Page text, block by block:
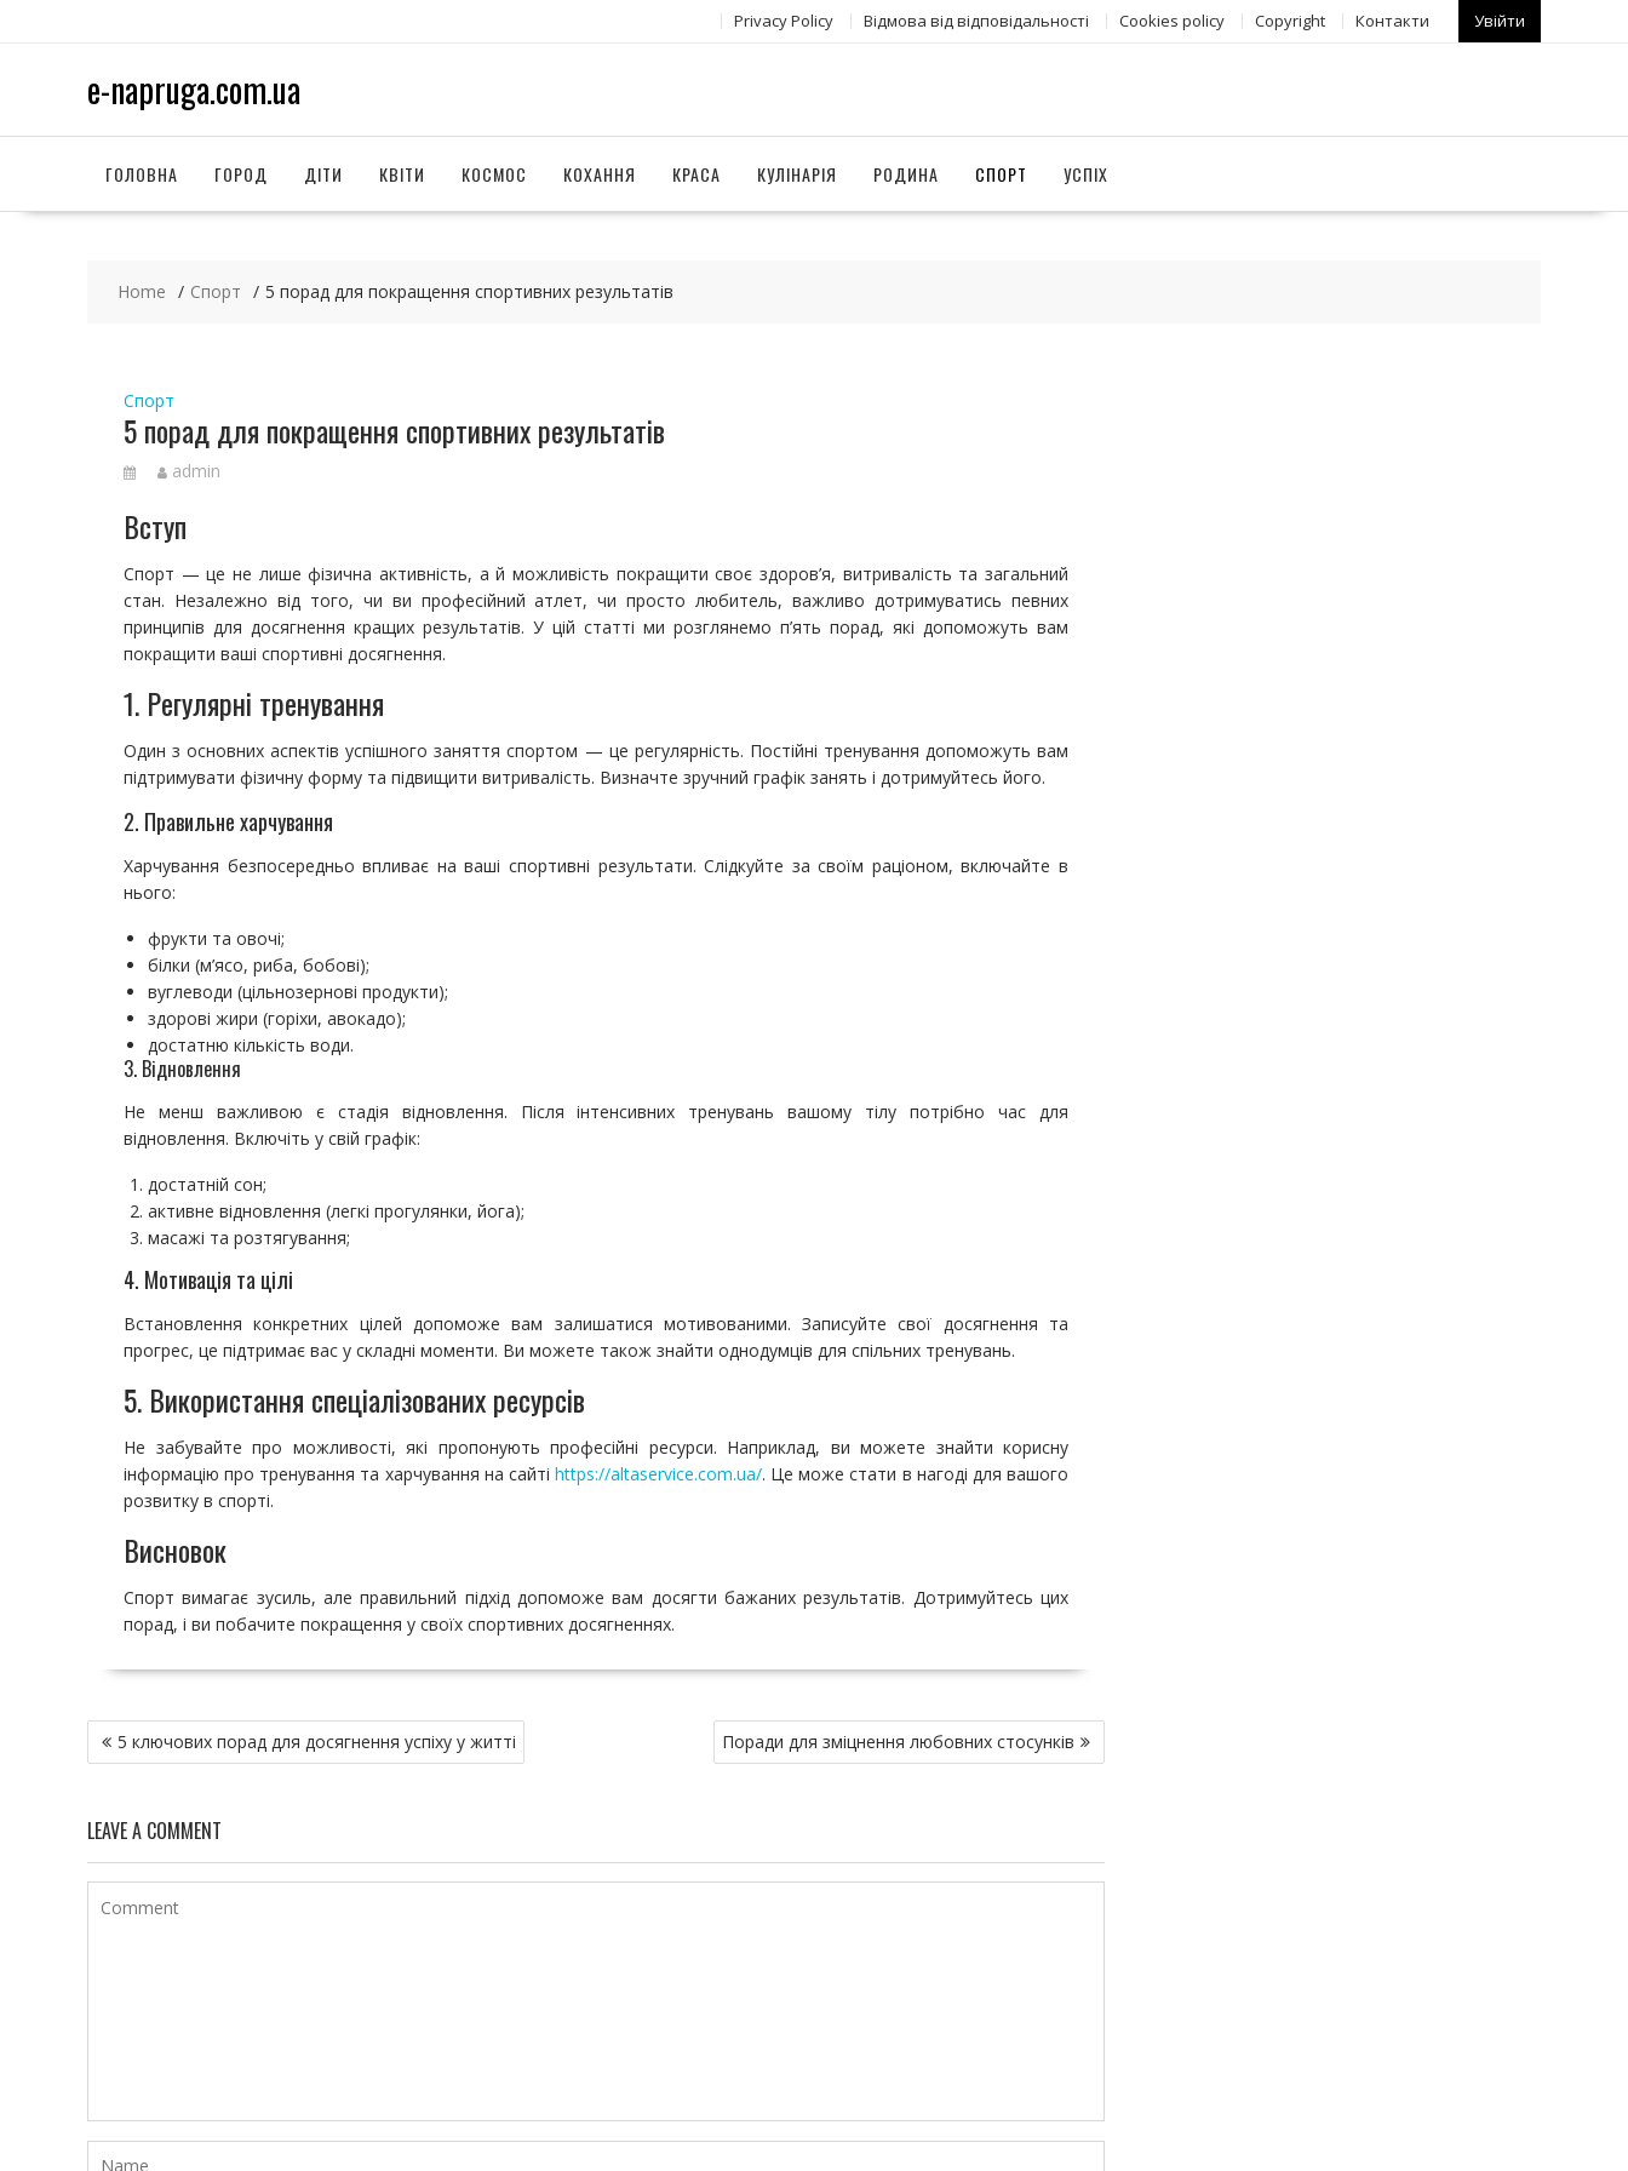
Privacy Policy Відмова від відповідальності Сookies policy Copyright Контакти Увійти
e-napruga.com.ua
ГОЛОВНА ГОРОД ДІТИ КВІТИ КОСМОС КОХАННЯ КРАСА КУЛІНАРІЯ РОДИНА СПОРТ УСПІХ
Home Спорт 5 порад для покращення спортивних результатів
Спорт
5 порад для покращення спортивних результатів
admin
Вступ
Спорт — це не лише фізична активність, а й можливість покращити своє здоров’я, витривалість та загальний
стан. Незалежно від того, чи ви професійний атлет, чи просто любитель, важливо дотримуватись певних
принципів для досягнення кращих результатів. У цій статті ми розглянемо п’ять порад, які допоможуть вам
покращити ваші спортивні досягнення.
1. Регулярні тренування
Один з основних аспектів успішного заняття спортом — це регулярність. Постійні тренування допоможуть вам
підтримувати фізичну форму та підвищити витривалість. Визначте зручний графік занять і дотримуйтесь його.
2. Правильне харчування
Харчування безпосередньо впливає на ваші спортивні результати. Слідкуйте за своїм раціоном, включайте в
нього:
фрукти та овочі;
білки (м’ясо, риба, бобові);
вуглеводи (цільнозернові продукти);
здорові жири (горіхи, авокадо);
достатню кількість води.
3. Відновлення
Не менш важливою є стадія відновлення. Після інтенсивних тренувань вашому тілу потрібно час для
відновлення. Включіть у свій графік:
достатній сон;
активне відновлення (легкі прогулянки, йога);
масажі та розтягування;
4. Мотивація та цілі
Встановлення конкретних цілей допоможе вам залишатися мотивованими. Записуйте свої досягнення та
прогрес, це підтримає вас у складні моменти. Ви можете також знайти однодумців для спільних тренувань.
5. Використання спеціалізованих ресурсів
Не забувайте про можливості, які пропонують професійні ресурси. Наприклад, ви можете знайти корисну
інформацію про тренування та харчування на сайті https://altaservice.com.ua/. Це може стати в нагоді для вашого
розвитку в спорті.
Висновок
Спорт вимагає зусиль, але правильний підхід допоможе вам досягти бажаних результатів. Дотримуйтесь цих
порад, і ви побачите покращення у своїх спортивних досягненнях.
Н
а
и
г
а
а
п
5 ключових порад для досягнення успіху у житті Поради для зміцнення любовних стосунків
LEAVE A COMMENT